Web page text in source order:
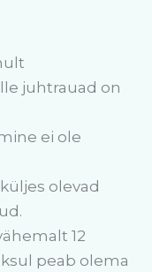
juhtrauad on
ei ole
olevad
12
peab olema